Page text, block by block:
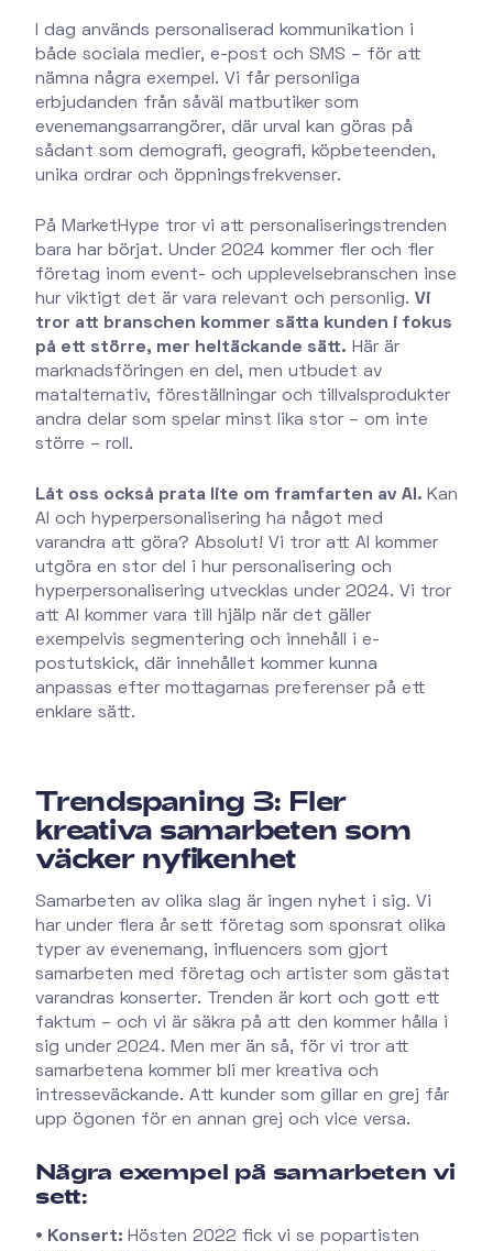
I dag används personaliserad kommunikation i
både sociala medier, e-post och SMS – för att
nämna några exempel. Vi får personliga
erbjudanden från såväl matbutiker som
evenemangsarrangörer, där urval kan göras på
sådant som demografi, geografi, köpbeteenden,
unika ordrar och öppningsfrekvenser.
På MarketHype tror vi att personaliseringstrenden
bara har börjat. Under 2024 kommer fler och fler
företag inom event- och upplevelsebranschen inse
hur viktigt det är vara relevant och personlig. Vi
tror att branschen kommer sätta kunden i fokus
på ett större, mer heltäckande sätt. Här är
marknadsföringen en del, men utbudet av
matalternativ, föreställningar och tillvalsprodukter
andra delar som spelar minst lika stor – om inte
större – roll.
Låt oss också prata lite om framfarten av AI. Kan
AI och hyperpersonalisering ha något med
varandra att göra? Absolut! Vi tror att AI kommer
utgöra en stor del i hur personalisering och
hyperpersonalisering utvecklas under 2024. Vi tror
att AI kommer vara till hjälp när det gäller
exempelvis segmentering och innehåll i e-
postutskick, där innehållet kommer kunna
anpassas efter mottagarnas preferenser på ett
enklare sätt.
Trendspaning 3: Fler
kreativa samarbeten som
väcker nyfikenhet
Samarbeten av olika slag är ingen nyhet i sig. Vi
har under flera år sett företag som sponsrat olika
typer av evenemang, influencers som gjort
samarbeten med företag och artister som gästat
varandras konserter. Trenden är kort och gott ett
faktum – och vi är säkra på att den kommer hålla i
sig under 2024. Men mer än så, för vi tror att
samarbetena kommer bli mer kreativa och
intresseväckande. Att kunder som gillar en grej får
upp ögonen för en annan grej och vice versa.
Några exempel på samarbeten vi
sett:
• Konsert: Hösten 2022 fick vi se popartisten